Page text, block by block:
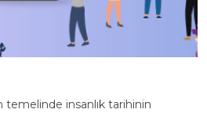
temelinde insanlık tarihinin